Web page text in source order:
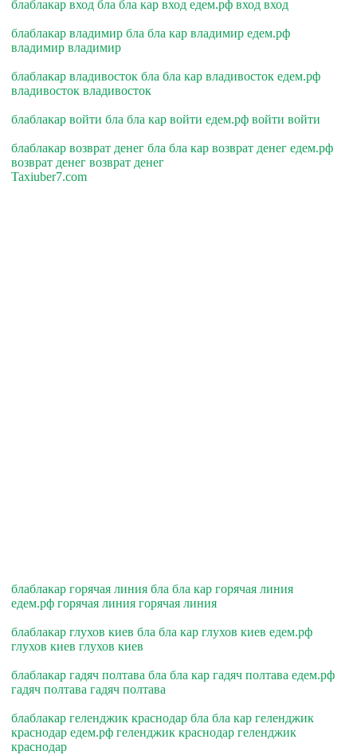
блаблакар вход бла бла кар вход едем.рф вход вход
блаблакар владимир бла бла кар владимир едем.рф
владимир владимир
блаблакар владивосток бла бла кар владивосток едем.рф
владивосток владивосток
блаблакар войти бла бла кар войти едем.рф войти войти
блаблакар возврат денег бла бла кар возврат денег едем.рф
возврат денег возврат денег
Taxiuber7.com
блаблакар горячая линия бла бла кар горячая линия
едем.рф горячая линия горячая линия
блаблакар глухов киев бла бла кар глухов киев едем.рф
глухов киев глухов киев
блаблакар гадяч полтава бла бла кар гадяч полтава едем.рф
гадяч полтава гадяч полтава
блаблакар геленджик краснодар бла бла кар геленджик
краснодар едем.рф геленджик краснодар геленджик
краснодар